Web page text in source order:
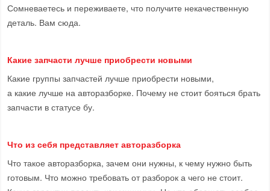
Сомневаетесь и переживаете, что получите некачественную
деталь. Вам сюда.
Какие запчасти лучше приобрести новыми
Какие группы запчастей лучше приобрести новыми,
а какие лучше на авторазборке. Почему не стоит бояться брать
запчасти в статусе бу.
Что из себя представляет авторазборка
Что такое авторазборка, зачем они нужны, к чему нужно быть
готовым. Что можно требовать от разборок а чего не стоит.